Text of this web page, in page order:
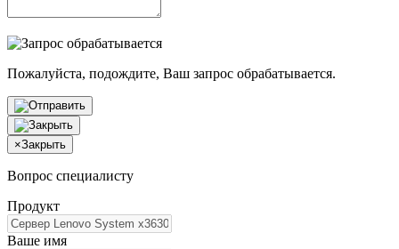
Пожалуйста, подождите, Ваш запрос обрабатывается.
×Закрыть
Вопрос специалисту
Продукт
Ваше имя